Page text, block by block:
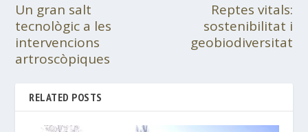
Un gran salt
tecnològic a les
intervencions
artroscòpiques
Reptes vitals:
sostenibilitat i
geobiodiversitat
RELATED POSTS